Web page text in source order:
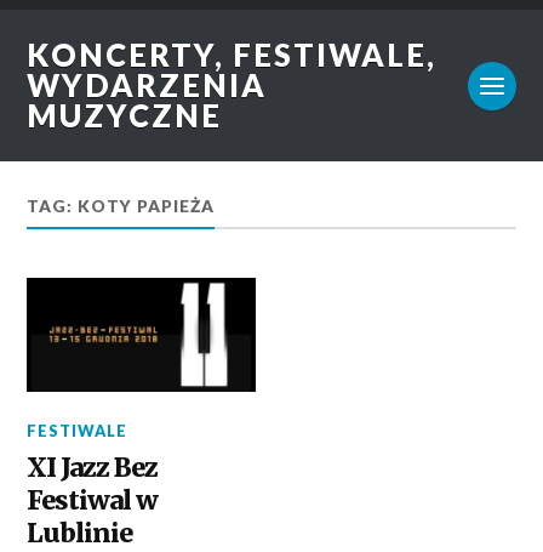
KONCERTY, FESTIWALE,
WYDARZENIA
MUZYCZNE
TAG: KOTY PAPIEŻA
FESTIWALE
XI Jazz Bez
Festiwal w
Lublinie